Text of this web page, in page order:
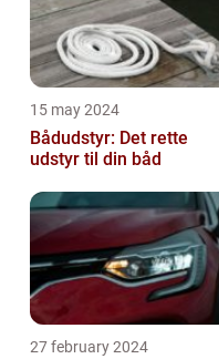
15 may 2024
Bådudstyr: Det rette
udstyr til din båd
27 february 2024